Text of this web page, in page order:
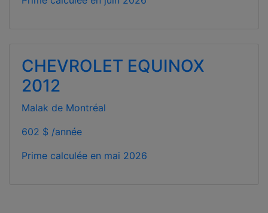
CHEVROLET EQUINOX
2012
Malak de Montréal
602 $ /année
Prime calculée en mai 2026